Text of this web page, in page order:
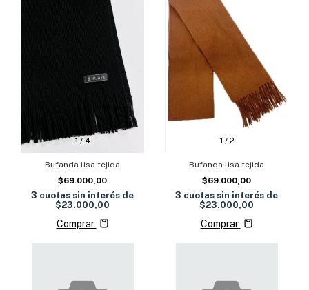
1/ 4
Bufanda lisa tejida
$69.000,00
3 cuotas sin interés de
$23.000,00
Comprar
1 / 2
Bufanda lisa tejida
$69.000,00
3 cuotas sin interés de
$23.000,00
Comprar